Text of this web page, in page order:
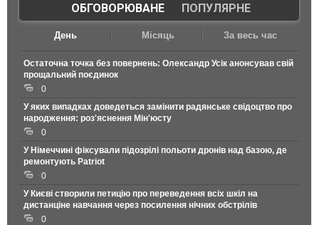
ОБГОВОРЮВАНЕ| ПОПУЛЯРНЕ
День Місяць За весь час
Остаточна точка без повернень: Олександр Усік анонсував свій
прощальний поєдинок
0
У яких випадках доведеться замінити радянське свідоцтво про
народження: роз'яснення Мін'юсту
0
У Німеччині фіксували підозрілі польоти дронів над базою, де
ремонтують Patriot
0
У Києві створили петицію про переведення всіх шкіл на
дистанціне навчання через посилення нічних обстрілів
0